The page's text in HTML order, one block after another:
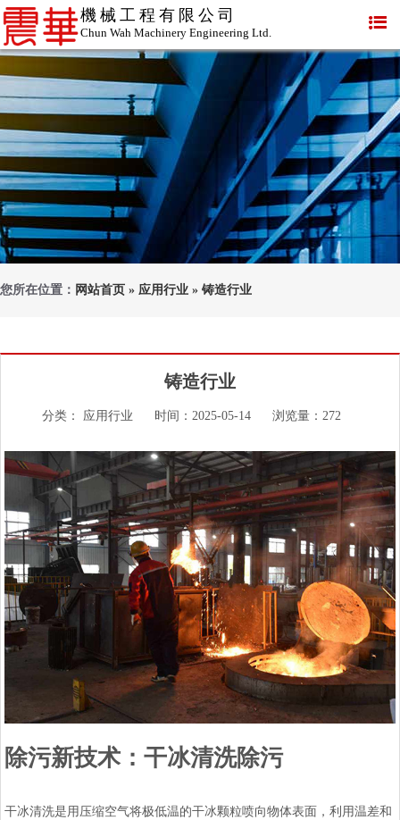
機械工程有限公司
Chun Wah Machinery Engineering Ltd.
您所在位置： 网站首页 » 应用行业 » 铸造行业
铸造行业
分类： 应用行业 时间：2025-05-14 浏览量：272
除污新技术：干冰清洗除污
干冰清洗是用压缩空气将极低温的干冰颗粒喷向物体表面，利用温差和